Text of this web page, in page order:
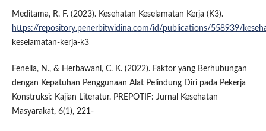
Meditama, R. F. (2023). Kesehatan Keselamatan Kerja (K3).
https://repository.penerbitwidina.com/id/publications/558939/
keselamatan-kerja-k3
Fenelia, N., & Herbawani, C. K. (2022). Faktor yang Berhubungan
dengan Kepatuhan Penggunaan Alat Pelindung Diri pada Pekerja
Konstruksi: Kajian Literatur. PREPOTIF: Jurnal Kesehatan
Masyarakat, 6(1), 221-